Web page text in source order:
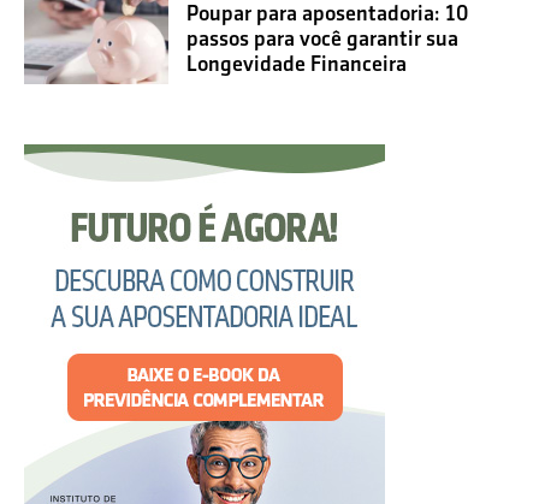
Poupar para aposentadoria: 10
passos para você garantir sua
Longevidade Financeira